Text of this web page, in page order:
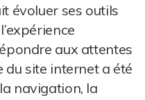
évoluer ses outils
aux attentes
du site internet a été
navigation, la